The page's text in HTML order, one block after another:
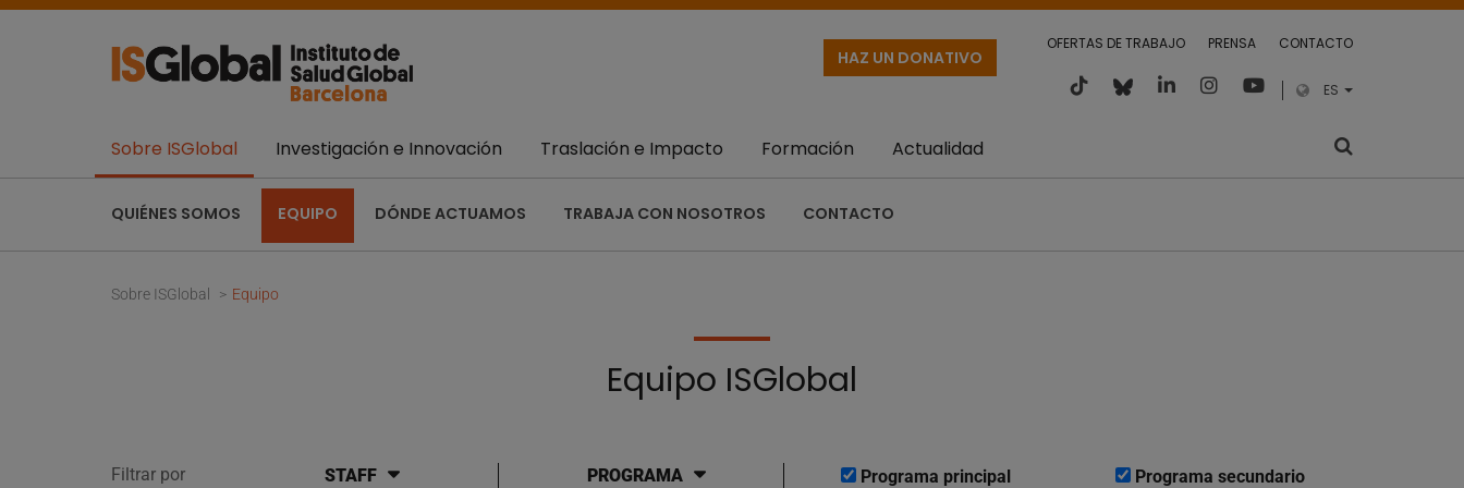
OFERTAS DE TRABAJO PRENSA CONTACTO
ES
HAZ UN DONATIVO
Sobre ISGlobal
QUIÉNES SOMOS EQUIPO DÓNDE ACTUAMOS TRABAJA CON NOSOTROS CONTACTO
Investigación e Innovación Traslación e Impacto Formación Actualidad
Sobre ISGlobal Equipo
Equipo ISGlobal
Filtrar por STAFF PROGRAMA Programa principal Programa secundario